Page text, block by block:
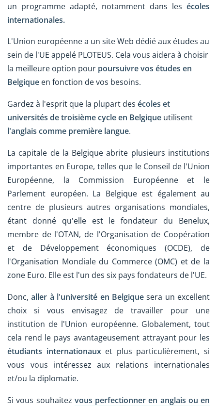
un programme adapté, notamment dans les écoles
internationales.
L'Union européenne a un site Web dédié aux études au
sein de l'UE appelé PLOTEUS. Cela vous aidera à choisir
la meilleure option pour poursuivre vos études en
Belgique en fonction de vos besoins.
Gardez à l'esprit que la plupart des écoles et
universités de troisième cycle en Belgique utilisent
l'anglais comme première langue.
La capitale de la Belgique abrite plusieurs institutions
importantes en Europe, telles que le Conseil de l'Union
Européenne, la Commission Européenne et le
Parlement européen. La Belgique est également au
centre de plusieurs autres organisations mondiales,
étant donné qu'elle est le fondateur du Benelux,
membre de l'OTAN, de l'Organisation de Coopération
et de Développement économiques (OCDE), de
l'Organisation Mondiale du Commerce (OMC) et de la
zone Euro. Elle est l'un des six pays fondateurs de l'UE.
Donc,aller à l'université en Belgiquesera un excellent
choix si vous envisagez de travailler pour une
institution de l'Union européenne. Globalement, tout
cela rend le pays avantageusement attrayant pour les
étudiants internationauxet plus particulièrement, si
vous vous intéressez aux relations internationales
et/ou la diplomatie.
Si vous souhaitez vous perfectionner en anglais ou en